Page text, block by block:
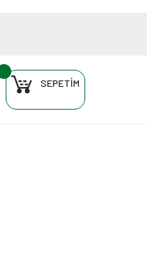
SEPETİM